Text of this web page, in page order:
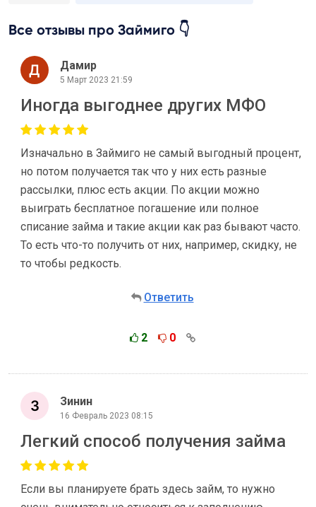
Все отзывы про Займиго 👇
Дамир
5 Март 2023 21:59
Иногда выгоднее других МФО
Изначально в Займиго не самый выгодный процент,
но потом получается так что у них есть разные
рассылки, плюс есть акции. По акции можно
выиграть бесплатное погашение или полное
списание займа и такие акции как раз бывают часто.
То есть что-то получить от них, например, скидку, не
то чтобы редкость.
Ответить
2 0
Зинин
16 Февраль 2023 08:15
Легкий способ получения займа
Если вы планируете брать здесь займ, то нужно